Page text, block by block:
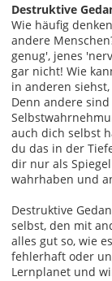
Destruktive
Wie häufig
andere
genug', jenes
gar nicht! Wie
in anderen
Denn andere
auch dich selbst
du das in der
dir nur als
wahrhaben und
Destruktive
selbst, den mit
alles gut so, wie
fehlerhaft oder
Lernplanet und